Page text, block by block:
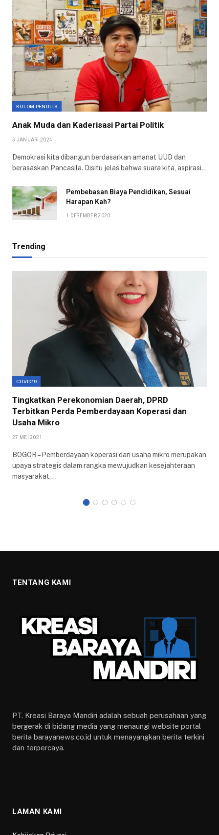
KOLOM PENULIS
Anak Muda dan Kaderisasi Partai Politik
5 JANUARI 2024
Demokrasi kita dibangun berdasarkan amanat UUD dan
berasaskan Pancasila. Disitu jelas bahwa suara kita, aspirasi…
Pembebasan Biaya Pendidikan, Sesuai
Harapan Kah?
1 DESEMBER 2020
Trending
COVID19
Tingkatkan Perekonomian Daerah, DPRD
Terbitkan Perda Pemberdayaan Koperasi dan
Usaha Mikro
27 MEI 2021
BOGOR – Pemberdayaan koperasi dan usaha mikro merupakan
upaya strategis dalam rangka mewujudkan kesejahteraan
masyarakat,…
TENTANG KAMI
PT. Kreasi Baraya Mandiri adalah sebuah perusahaan yang
bergerak di bidang media yang menaungi website portal
berita barayanews.co.id untuk menayangkan berita terkini
dan terpercaya.
LAMAN KAMI